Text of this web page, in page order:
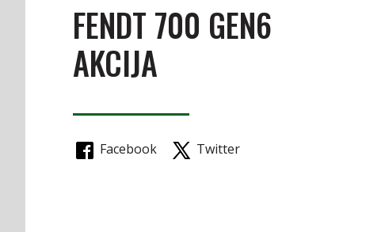
FENDT 700 GEN6
AKCIJA
Facebook Twitter